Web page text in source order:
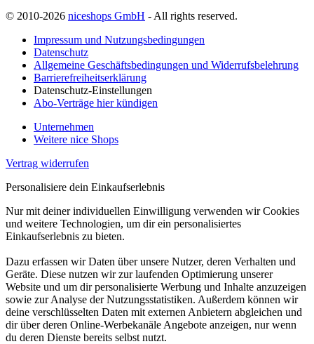
© 2010-2026 niceshops GmbH - All rights reserved.
Impressum und Nutzungsbedingungen
Datenschutz
Allgemeine Geschäftsbedingungen und Widerrufsbelehrung
Barrierefreiheitserklärung
Datenschutz-Einstellungen
Abo-Verträge hier kündigen
Unternehmen
Weitere nice Shops
Vertrag widerrufen
Personalisiere dein Einkaufserlebnis
Nur mit deiner individuellen Einwilligung verwenden wir Cookies
und weitere Technologien, um dir ein personalisiertes
Einkaufserlebnis zu bieten.
Dazu erfassen wir Daten über unsere Nutzer, deren Verhalten und
Geräte. Diese nutzen wir zur laufenden Optimierung unserer
Website und um dir personalisierte Werbung und Inhalte anzuzeigen
sowie zur Analyse der Nutzungsstatistiken. Außerdem können wir
deine verschlüsselten Daten mit externen Anbietern abgleichen und
dir über deren Online-Werbekanäle Angebote anzeigen, nur wenn
du deren Dienste bereits selbst nutzt.